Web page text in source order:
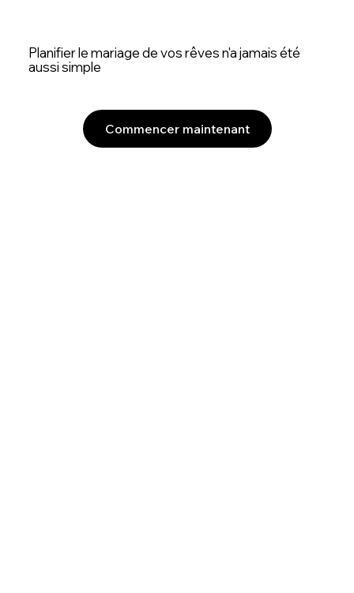
Planifier le mariage de vos rêves n'a jamais été
aussi simple
Commencer maintenant